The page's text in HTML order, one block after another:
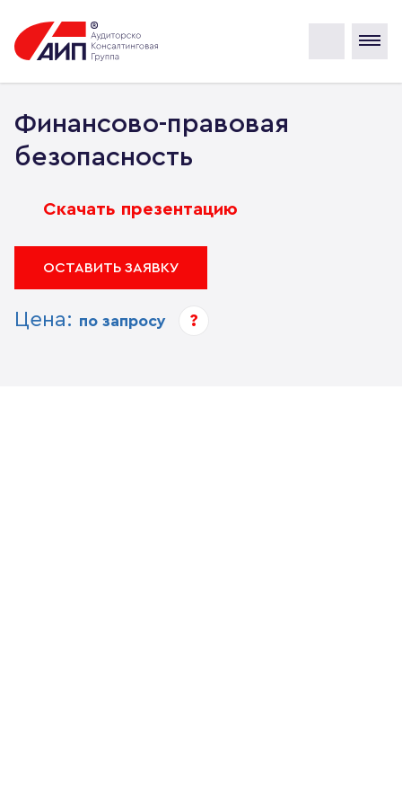
Финансово-правовая
безопасность
Скачать презентацию
ОСТАВИТЬ ЗАЯВКУ
Цена: по запросу ?